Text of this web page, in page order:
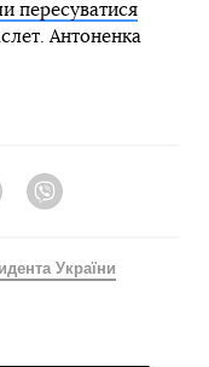
пересуватися
Антоненка
TelegramViber
України